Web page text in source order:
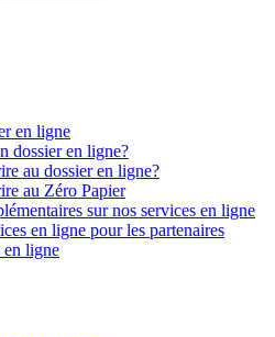
en ligne
dossier en ligne?
au dossier en ligne?
au Zéro Papier
sur nos services en ligne
en ligne pour les partenaires
en ligne